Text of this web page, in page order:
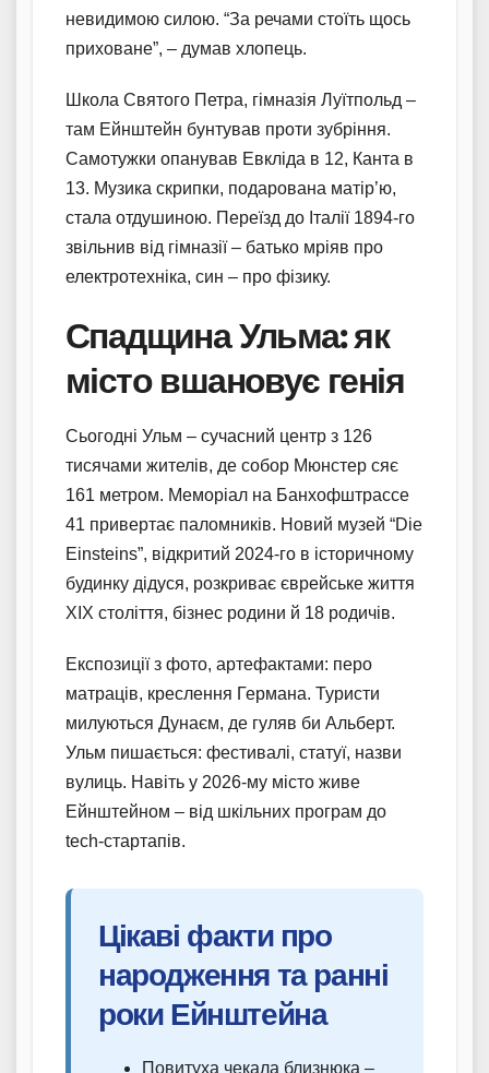
невидимою силою. “За речами стоїть щось
приховане”, – думав хлопець.
Школа Святого Петра, гімназія Луїтпольд –
там Ейнштейн бунтував проти зубріння.
Самотужки опанував Евкліда в 12, Канта в
13. Музика скрипки, подарована матір’ю,
стала отдушиною. Переїзд до Італії 1894-го
звільнив від гімназії – батько мріяв про
електротехніка, син – про фізику.
Спадщина Ульма: як
місто вшановує генія
Сьогодні Ульм – сучасний центр з 126
тисячами жителів, де собор Мюнстер сяє
161 метром. Меморіал на Банхофштрассе
41 привертає паломників. Новий музей “Die
Einsteins”, відкритий 2024-го в історичному
будинку дідуся, розкриває єврейське життя
XIX століття, бізнес родини й 18 родичів.
Експозиції з фото, артефактами: перо
матраців, креслення Германа. Туристи
милуються Дунаєм, де гуляв би Альберт.
Ульм пишається: фестивалі, статуї, назви
вулиць. Навіть у 2026-му місто живе
Ейнштейном – від шкільних програм до
tech-стартапів.
Цікаві факти про
народження та ранні
роки Ейнштейна
Повитуха чекала близнюка –